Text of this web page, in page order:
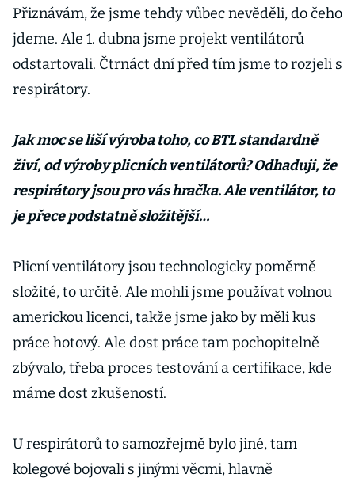
Přiznávám, že jsme tehdy vůbec nevěděli, do čeho
jdeme. Ale 1. dubna jsme projekt ventilátorů
odstartovali. Čtrnáct dní před tím jsme to rozjeli s
respirátory.
Jak moc se liší výroba toho, co BTL standardně
živí, od výroby plicních ventilátorů? Odhaduji, že
respirátory jsou pro vás hračka. Ale ventilátor, to
je přece podstatně složitější…
Plicní ventilátory jsou technologicky poměrně
složité, to určitě. Ale mohli jsme používat volnou
americkou licenci, takže jsme jako by měli kus
práce hotový. Ale dost práce tam pochopitelně
zbývalo, třeba proces testování a certifikace, kde
máme dost zkušeností.
U respirátorů to samozřejmě bylo jiné, tam
kolegové bojovali s jinými věcmi, hlavně